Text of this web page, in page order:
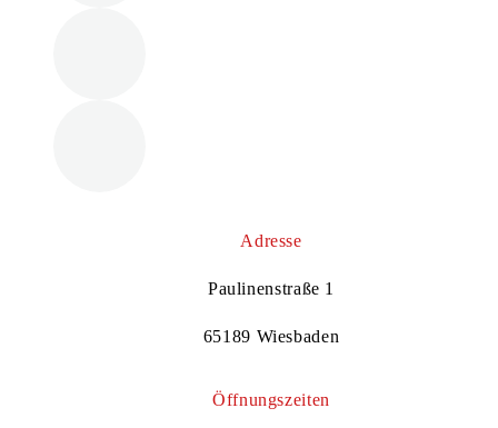
Adresse
Paulinenstraße 1
65189 Wiesbaden
Öffnungszeiten